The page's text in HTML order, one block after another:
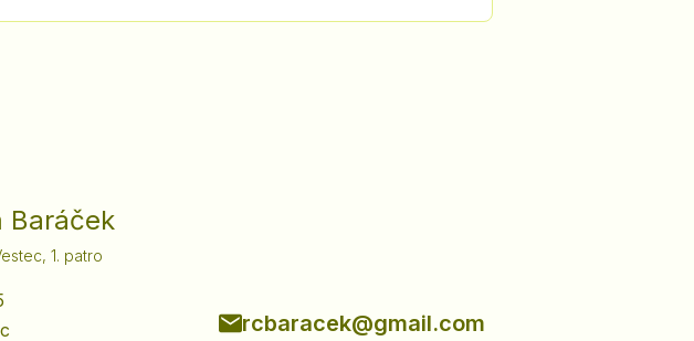
Baráček
1. patro
rcbaracek@gmail.com